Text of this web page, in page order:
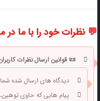
💬 نظرات خود را با ما در
📜 قوانین ارسال نظرات کاربران
دیدگاه های ارسال شده
پیام هایی که حاوی توهین،